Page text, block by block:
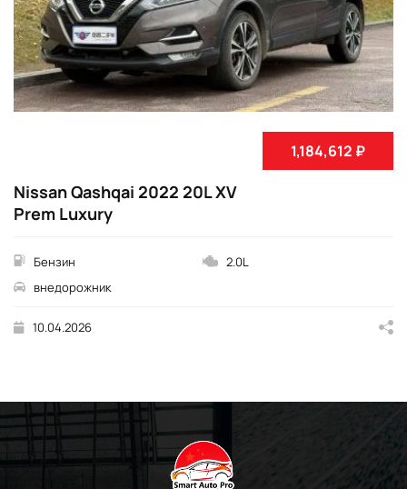
1,184,612 ₽
Nissan Qashqai 2022 20L XV
Prem Luxury
Бензин
2.0L
внедорожник
10.04.2026